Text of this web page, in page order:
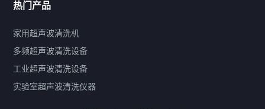
产品标签
鼓泡 升降 抛动
带加热
功率可调
双波脱气
机械旋钮系列
厨具清洗机
超声波振板
热门产品
家用超声波清洗机
多频超声波清洗设备
工业超声波清洗设备
实验室超声波清洗仪器